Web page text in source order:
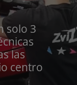
solo 3
las
centro